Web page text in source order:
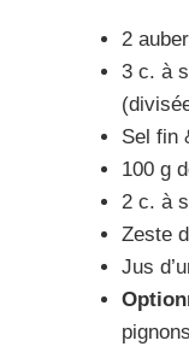
2
3 c. à
Sel fin
100 g
2 c. à
Zeste
Jus